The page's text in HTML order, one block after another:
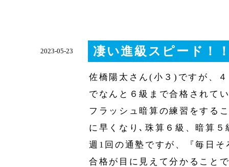
2023-05-23 凄い進級スピード！
佐橋陽太さん(小３)ですが、
でなんと６級まで合格されて
フラッシュ暗算の練習をする
に早くなり､珠算６級、暗算５
週1回の通塾ですが、『毎日
合格が目に見えて分かること